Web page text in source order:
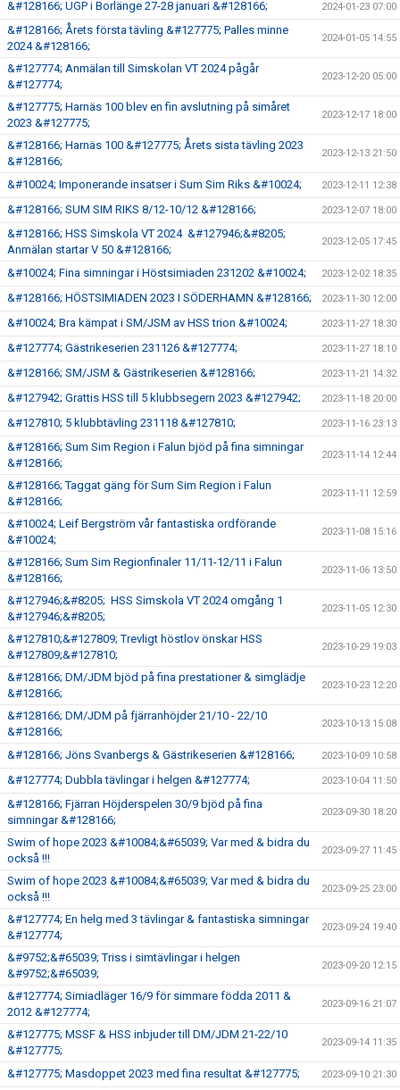
&#128166; UGP i Borlänge 27-28 januari &#128166; 2024-01-23 07:00
&#128166; Årets första tävling &#127775; Palles minne
2024 &#128166;
2024-01-05 14:55
&#127774; Anmälan till Simskolan VT 2024 pågår
&#127774;
2023-12-20 05:00
&#127775; Harnäs 100 blev en fin avslutning på simåret
2023 &#127775;
2023-12-17 18:00
&#128166; Harnäs 100 &#127775; Årets sista tävling 2023
&#128166;
2023-12-13 21:50
&#10024; Imponerande insatser i Sum Sim Riks &#10024; 2023-12-11 12:38
&#128166; SUM SIM RIKS 8/12-10/12 &#128166; 2023-12-07 18:00
&#128166; HSS Simskola VT 2024 &#127946;&#8205;
Anmälan startar V 50 &#128166;
2023-12-05 17:45
&#10024; Fina simningar i Höstsimiaden 231202 &#10024; 2023-12-02 18:35
&#128166; HÖSTSIMIADEN 2023 I SÖDERHAMN &#128166; 2023-11-30 12:00
&#10024; Bra kämpat i SM/JSM av HSS trion &#10024; 2023-11-27 18:30
&#127774; Gästrikeserien 231126 &#127774; 2023-11-27 18:10
&#128166; SM/JSM & Gästrikeserien &#128166; 2023-11-21 14:32
&#127942; Grattis HSS till 5 klubbsegern 2023 &#127942; 2023-11-18 20:00
&#127810; 5 klubbtävling 231118 &#127810; 2023-11-16 23:13
&#128166; Sum Sim Region i Falun bjöd på fina simningar
&#128166;
2023-11-14 12:44
&#128166; Taggat gäng för Sum Sim Region i Falun
&#128166;
2023-11-11 12:59
&#10024; Leif Bergström vår fantastiska ordförande
&#10024;
2023-11-08 15:16
&#128166; Sum Sim Regionfinaler 11/11-12/11 i Falun
&#128166;
2023-11-06 13:50
&#127946;&#8205; HSS Simskola VT 2024 omgång 1
&#127946;&#8205;
2023-11-05 12:30
&#127810;&#127809; Trevligt höstlov önskar HSS
&#127809;&#127810;
2023-10-29 19:03
&#128166; DM/JDM bjöd på fina prestationer & simglädje
&#128166;
2023-10-23 12:20
&#128166; DM/JDM på fjärranhöjder 21/10 - 22/10
&#128166;
2023-10-13 15:08
&#128166; Jöns Svanbergs & Gästrikeserien &#128166; 2023-10-09 10:58
&#127774; Dubbla tävlingar i helgen &#127774; 2023-10-04 11:50
&#128166; Fjärran Höjderspelen 30/9 bjöd på fina
simningar &#128166;
2023-09-30 18:20
Swim of hope 2023 &#10084;&#65039; Var med & bidra du
också !!!
2023-09-27 11:45
Swim of hope 2023 &#10084;&#65039; Var med & bidra du
också !!!
2023-09-25 23:00
&#127774; En helg med 3 tävlingar & fantastiska simningar
&#127774;
2023-09-24 19:40
&#9752;&#65039; Triss i simtävlingar i helgen
&#9752;&#65039;
2023-09-20 12:15
&#127774; Simiadläger 16/9 för simmare födda 2011 &
2012 &#127774;
2023-09-16 21:07
&#127775; MSSF & HSS inbjuder till DM/JDM 21-22/10
&#127775;
2023-09-14 11:35
&#127775; Masdoppet 2023 med fina resultat &#127775; 2023-09-10 21:30